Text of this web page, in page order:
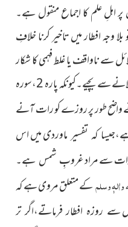
علم کا اجماع منقول ہے۔
افطار میں تاخیر کرنا خلافِ
سے ناواقف یا غلط فہمی کا شکار
ہے،اس لئے عوام میں ایسی باتیں پھیلانے سے بچیے۔کیونکہ پارہ 2،سورہ
طور پر روزے کو راتآنے
کہ تفسیر ماوردیمیں اس
سے مرادغروبِ شمس ہے۔
واٰلہٖ وسلمکےمتعلق مروی ہے کہ
سے روزہ افطار فرماتے،اگر تر